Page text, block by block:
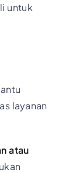
untuk
layanan
atau